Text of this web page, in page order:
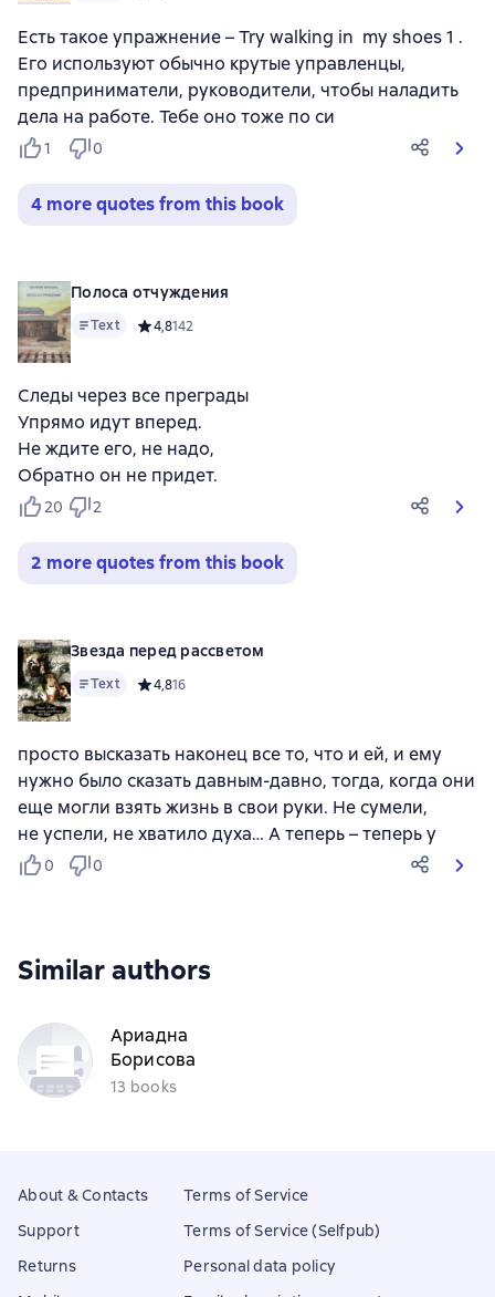
Есть такое упражнение – Try walking in my shoes 1 .
Его используют обычно крутые управленцы,
предприниматели, руководители, чтобы наладить
дела на работе. Тебе оно тоже по си
1 0
4 more quotes from this book
Полоса отчуждения
Text Средний рейтинг 4,8 на основе 142 оценок
4,8142
Следы через все преграды
Упрямо идут вперед.
Не ждите его, не надо,
Обратно он не придет.
20 2
2 more quotes from this book
Звезда перед рассветом
Text Средний рейтинг 4,8 на основе 16 оценок
4,816
просто высказать наконец все то, что и ей, и ему
нужно было сказать давным-давно, тогда, когда они
еще могли взять жизнь в свои руки. Не сумели,
не успели, не хватило духа… А теперь – теперь у
0 0
Similar authors
Ариадна
Борисова
13 books
About & Contacts
Support
Returns
Terms of Service
Terms of Service (Selfpub)
Personal data policy